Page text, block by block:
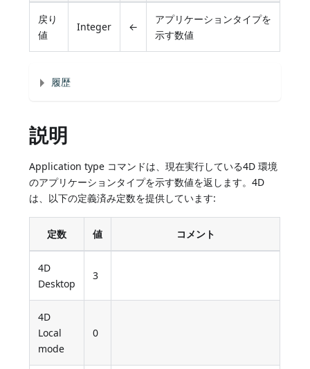
戻り
値
Integer ←
アプリケーションタイプを
示す数値
履歴
説明
Application type コマンドは、現在実行している4D 環境
のアプリケーションタイプを示す数値を返します。4D
は、以下の定義済み定数を提供しています:
定数 値 コメント
4D
Desktop
3
4D
Local
mode
0